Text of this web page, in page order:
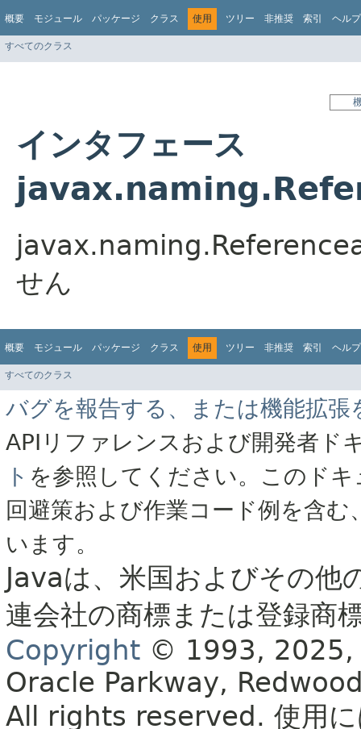
概要 モジュール パッケージ クラス 使用 ツリー 非推奨 索引 ヘルプ
すべてのクラス
インタフェース
せん
概要 モジュール パッケージ クラス 使用 ツリー 非推奨 索引 ヘルプ
すべてのクラス
バグを報告する、または機能拡張
APIリファレンスおよび開発者ド
ト を参照してください。このド
回避策および作業コード例を含
います。
Javaは、米国およびその
連会社の商標または登録商
Copyright © 1993, 2025,
Oracle Parkway,
All rights reserved. 使用